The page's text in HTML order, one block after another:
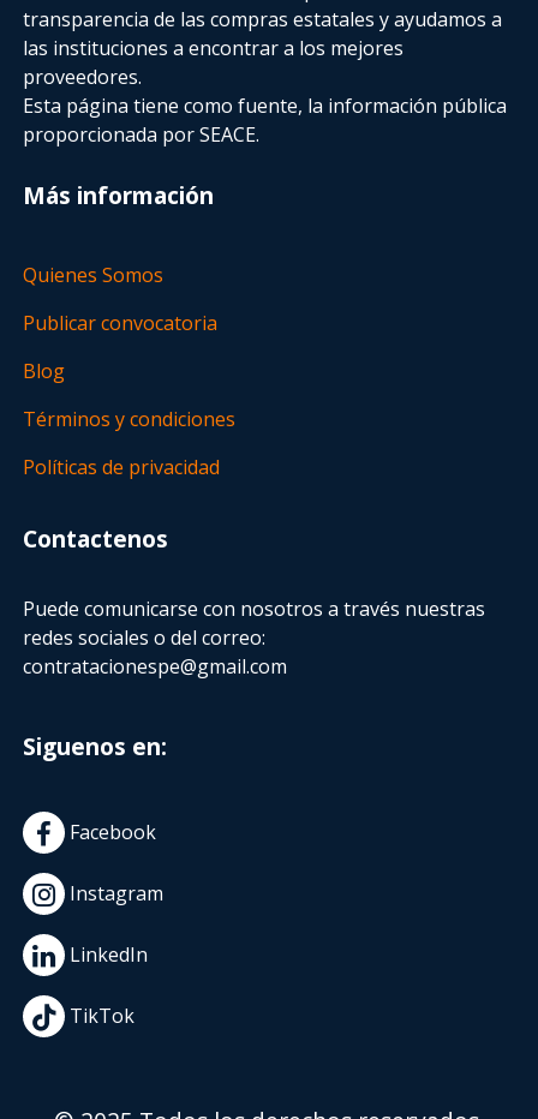
transparencia de las compras estatalesy ayudamos a
las instituciones a encontrar a los mejores
proveedores.
Esta página tiene como fuente, la información pública
proporcionada por SEACE.
Más información
Quienes Somos
Publicar convocatoria
Blog
Términos y condiciones
Políticas de privacidad
Contactenos
Puede comunicarse con nosotros a través nuestras
redes sociales o del correo:
contratacionespe@gmail.com
Siguenos en:
Facebook
Instagram
LinkedIn
TikTok